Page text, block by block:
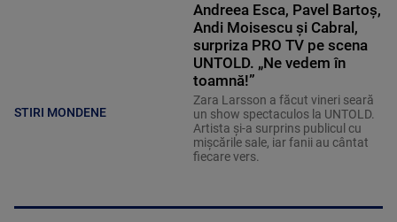
STIRI MONDENE
Andreea Esca, Pavel Bartoș,
Andi Moisescu și Cabral,
surpriza PRO TV pe scena
UNTOLD. „Ne vedem în
toamnă!”
Zara Larsson a făcut vineri seară
un show spectaculos la UNTOLD.
Artista și-a surprins publicul cu
mișcările sale, iar fanii au cântat
fiecare vers.